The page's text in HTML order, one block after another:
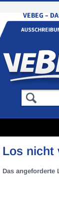
Los nicht
Das angeforderte